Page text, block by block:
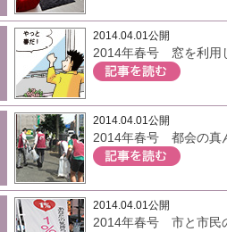
2014.04.01公開
2014年春号 窓を利用
2014.04.01公開
2014年春号 都会の真
2014.04.01公開
2014年春号 市と市民